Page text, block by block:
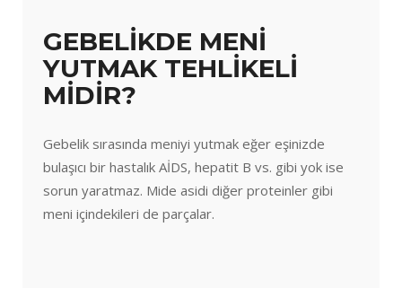
GEBELİKDE MENİ
YUTMAK TEHLİKELİ
MİDİR?
Gebelik sırasında meniyi yutmak eğer eşinizde
bulaşıcı bir hastalık AİDS, hepatit B vs. gibi yok ise
sorun yaratmaz. Mide asidi diğer proteinler gibi
meni içindekileri de parçalar.